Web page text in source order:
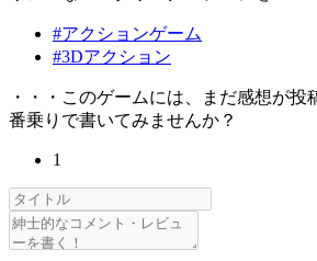
#アクションゲーム
#3Dアクション
・・・このゲームには、まだ感想が投
番乗りで書いてみませんか？
1